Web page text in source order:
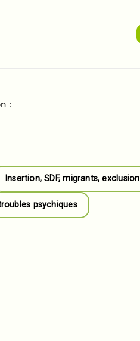
:
Insertion, SDF, migrants, exclusion
psychiques